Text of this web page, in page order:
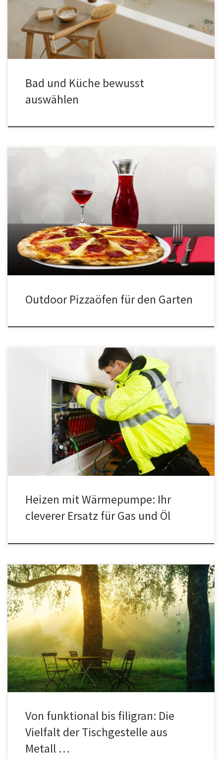
Wasser mehrmals am Tag, reinigen, kochen, pflegen uns und
erwarten dabei Komfort, Hygiene und zuverlässige Technik. Für
[…]
Bad und Küche bewusst
auswählen
Ein lauer Abend, Freunde am Tisch, der Duft von Feuer in der Luft
und nach wenigen Minuten liegt eine Pizza mit knusprigem Boden
und luftigem Rand auf dem Brett. Outdoor-Pizzaöfen holen dieses
Erlebnis in den eigenen Garten oder auf die Terrasse. Damit der
Kauf nicht zur Bauchentscheidung wird, lohnt sich […]
Outdoor Pizzaöfen für den Garten
In Zeiten steigender Energiekosten und der zunehmenden
Notwendigkeit zur Reduktion von CO₂-Emissionen suchen immer
mehr Hausbesitzer nach nachhaltigen Alternativen zum
traditionellen Heizen mit Gas oder Öl. Eine Wärmepumpe bietet
hier eine effiziente und umweltfreundliche Lösung. Sie nutzt die in
der Umwelt gespeicherte Wärme und wandelt diese in
Heizenergie um. Doch […]
Heizen mit Wärmepumpe: Ihr
cleverer Ersatz für Gas und Öl
Stabilität trifft auf Eleganz Wenn du dich in die Welt der Möbel
vertiefst, wird dir schnell klar, dass das Tischgestell aus Metall viel
mehr ist als nur ein Unterbau. Es ist das Fundament, das Stil und
Funktion vereint und deinem Raum Charakter verleiht. Ein
Tischgestell aus Metall kann sowohl robust […]
Von funktional bis filigran: Die
Vielfalt der Tischgestelle aus
Metall …